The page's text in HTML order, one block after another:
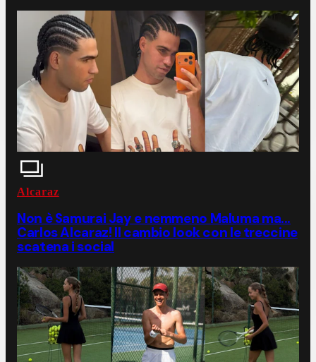
Alcaraz
Non è Samurai Jay e nemmeno Maluma ma...
Carlos Alcaraz! Il cambio look con le treccine
scatena i social